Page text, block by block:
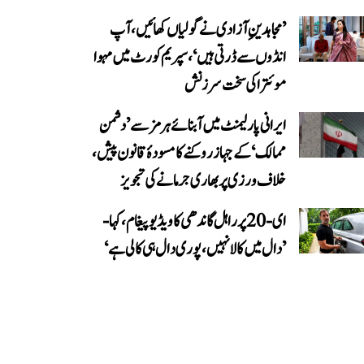
’مجاہدینِ آزادی نے گولیاں کھائیں، آپ
انڈوں سے ڈرتی ہیں‘، سپریم کورٹ میں مہوا
موئترا کی سخت سرزنش
ایرانی پارلیمنٹ میں آبنائے ہرمز سے ’دشمن
ممالک‘ کے جہاز روکنے کا مسودۂ قانون پیش،
خلاف ورزی پر بھاری جرمانے کی تجویز
ای-20 پر راہل گاندھی کا ویڈیو پیغام، کہا-
’دال میں کالا نہیں، پوری دال ہی کالی ہے‘